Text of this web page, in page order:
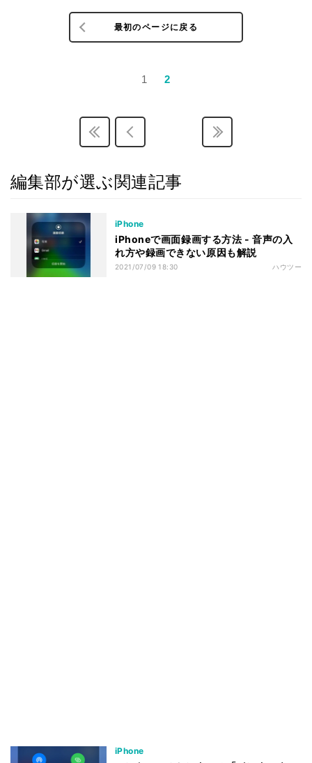
最初のページに戻る
1 2
編集部が選ぶ関連記事
iPhone
iPhoneで画面録画する方法 - 音声の入
れ方や録画できない原因も解説
2021/07/09 18:30 ハウツー
iPhone